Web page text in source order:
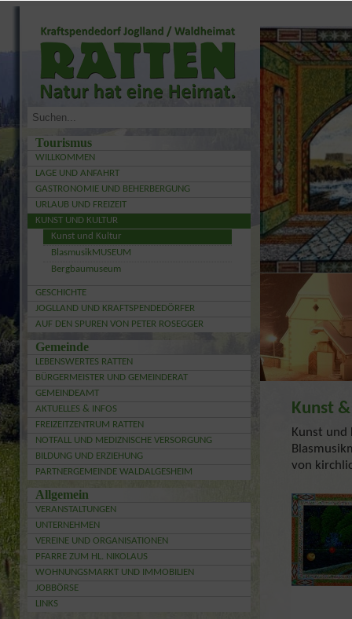
Kunst
Kunst und
von
Tourismus
WILLKOMMEN
LAGE UND ANFAHRT
GASTRONOMIE UND BEHERBERGUNG
URLAUB UND FREIZEIT
KUNST UND KULTUR
Kunst und Kultur
BlasmusikMUSEUM
Bergbaumuseum
GESCHICHTE
JOGLLAND UND KRAFTSPENDEDÖRFER
AUF DEN SPUREN VON PETER ROSEGGER
Gemeinde
LEBENSWERTES RATTEN
BÜRGERMEISTER UND GEMEINDERAT
GEMEINDEAMT
AKTUELLES & INFOS
FREIZEITZENTRUM RATTEN
NOTFALL UND MEDIZNISCHE VERSORGUNG
BILDUNG UND ERZIEHUNG
PARTNERGEMEINDE WALDALGESHEIM
Allgemein
VERANSTALTUNGEN
UNTERNEHMEN
VEREINE UND ORGANISATIONEN
PFARRE ZUM HL. NIKOLAUS
WOHNUNGSMARKT UND IMMOBILIEN
JOBBÖRSE
LINKS